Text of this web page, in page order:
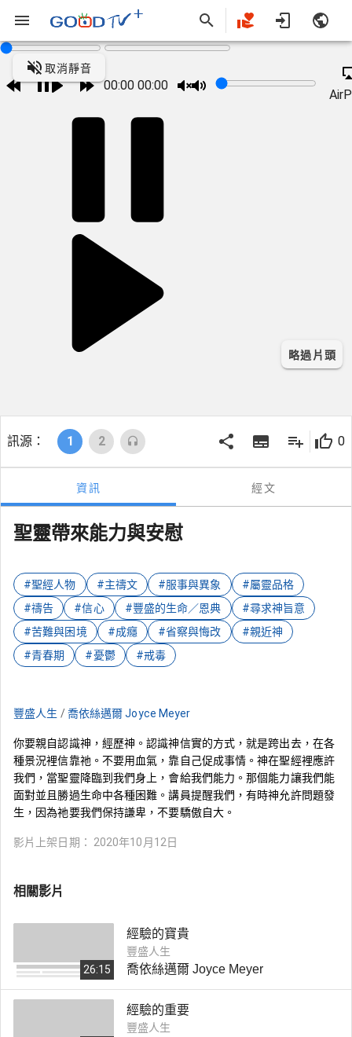
00:00 00:00
略過片頭
取消靜音
訊源： 1 2 0
資訊 經文
聖靈帶來能力與安慰
#聖經人物 #主禱文 #服事與異象
#屬靈品格
#禱告
#信心 #豐盛的生命／恩典
#尋求神旨意
#苦難與困境
#成癮 #省察與悔改
#親近神
#青春期
#憂鬱 #戒毒
豐盛人生 / 喬依絲邁爾 Joyce Meyer
你要親自認識神，經歷神。認識神信實的方式，就是跨出去，在各
種景況裡信靠祂。不要用血氣，靠自己促成事情。神在聖經裡應許
我們，當聖靈降臨到我們身上，會給我們能力。那個能力讓我們能
面對並且勝過生命中各種困難。講員提醒我們，有時神允許問題發
生，因為祂要我們保持謙卑，不要驕傲自大。
影片上架日期： 2020年10月12日
相關影片
26:15
經驗的寶貴
豐盛人生
喬依絲邁爾 Joyce Meyer
經驗的重要
豐盛人生